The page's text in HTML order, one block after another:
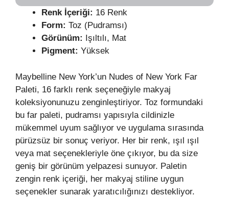
Renk İçeriği: 16 Renk
Form: Toz (Pudramsı)
Görünüm: Işıltılı, Mat
Pigment: Yüksek
Maybelline New York’un Nudes of New York Far
Paleti, 16 farklı renk seçeneğiyle makyaj
koleksiyonunuzu zenginleştiriyor. Toz formundaki
bu far paleti, pudramsı yapısıyla cildinizle
mükemmel uyum sağlıyor ve uygulama sırasında
pürüzsüz bir sonuç veriyor. Her bir renk, ışıl ışıl
veya mat seçenekleriyle öne çıkıyor, bu da size
geniş bir görünüm yelpazesi sunuyor. Paletin
zengin renk içeriği, her makyaj stiline uygun
seçenekler sunarak yaratıcılığınızı destekliyor.